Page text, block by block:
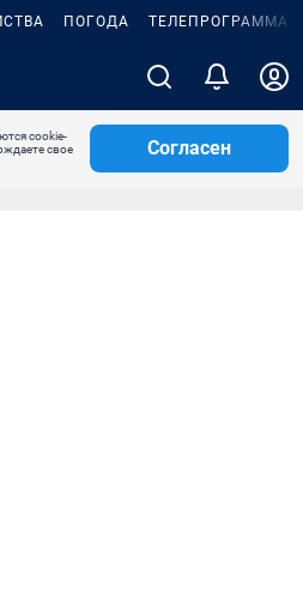
ПОГОДА ТЕЛЕПРОГРАММА
cookie-
свое
Согласен